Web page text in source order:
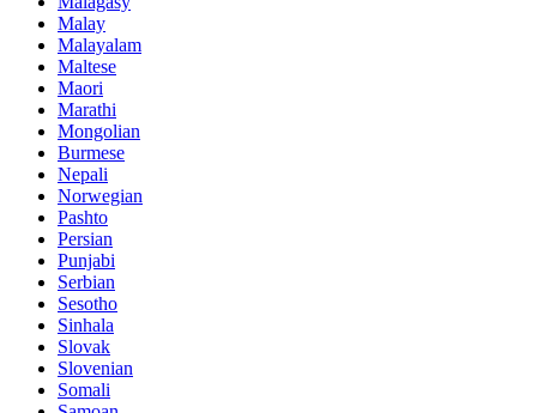
Malay
Malayalam
Maltese
Maori
Marathi
Mongolian
Burmese
Nepali
Norwegian
Pashto
Persian
Punjabi
Serbian
Sesotho
Sinhala
Slovak
Slovenian
Somali